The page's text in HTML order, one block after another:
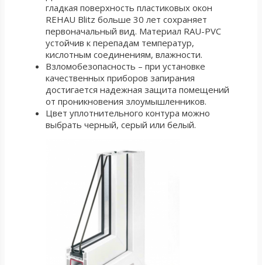
гладкая поверхность пластиковых окон
REHAU Blitz больше 30 лет сохраняет
первоначальный вид. Материал RAU-PVC
устойчив к перепадам температур,
кислотным соединениям, влажности.
Взломобезопасность – при установке
качественных приборов запирания
достигается надежная защита помещений
от проникновения злоумышленников.
Цвет уплотнительного контура можно
выбрать черный, серый или белый.